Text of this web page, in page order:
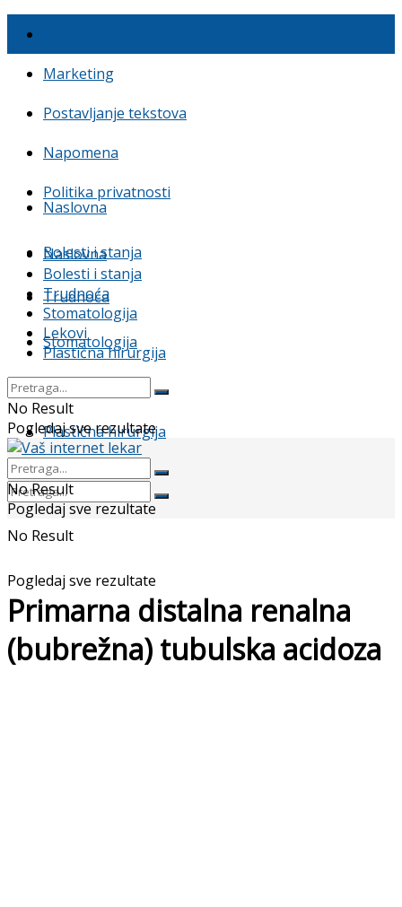
Marketing
Postavljanje tekstova
Napomena
Politika privatnosti
Naslovna
Bolesti i stanja
Trudnoća
Stomatologija
Lekovi
Plastična hirurgija
No Result
Pogledaj sve rezultate
Naslovna
Bolesti i stanja
Trudnoća
Stomatologija
Lekovi
Plastična hirurgija
No Result
Pogledaj sve rezultate
No Result
Pogledaj sve rezultate
Primarna distalna renalna
(bubrežna) tubulska acidoza